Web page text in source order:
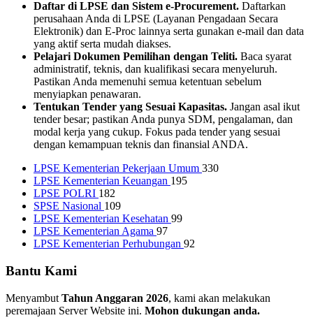
Daftar di LPSE dan Sistem e-Procurement. Daftarkan
perusahaan Anda di LPSE (Layanan Pengadaan Secara
Elektronik) dan E-Proc lainnya serta gunakan e-mail dan data
yang aktif serta mudah diakses.
Pelajari Dokumen Pemilihan dengan Teliti. Baca syarat
administratif, teknis, dan kualifikasi secara menyeluruh.
Pastikan Anda memenuhi semua ketentuan sebelum
menyiapkan penawaran.
Tentukan Tender yang Sesuai Kapasitas. Jangan asal ikut
tender besar; pastikan Anda punya SDM, pengalaman, dan
modal kerja yang cukup. Fokus pada tender yang sesuai
dengan kemampuan teknis dan finansial ANDA.
LPSE Kementerian Pekerjaan Umum 330
LPSE Kementerian Keuangan 195
LPSE POLRI 182
SPSE Nasional 109
LPSE Kementerian Kesehatan 99
LPSE Kementerian Agama 97
LPSE Kementerian Perhubungan 92
Bantu Kami
Menyambut Tahun Anggaran 2026, kami akan melakukan
peremajaan Server Website ini. Mohon dukungan anda.